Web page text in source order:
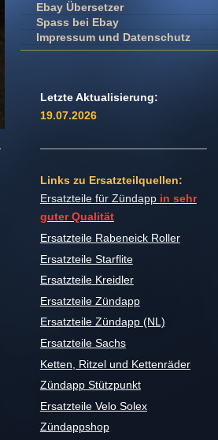
Ebay Übersetzer
Spass bei Ebay
Impressum und Datenschutz
Letzte Aktualisierung:
19.07.2026
Links zu Ersatzteilquellen:
Ersatzteile für Zündapp in sehr
guter Qualität
Ersatzteile Rabeneick Roller
Ersatzteile Starflite
Ersatzteile Kreidler
Ersatzteile Zündapp
Ersatzteile Zündapp (NL)
Ersatzteile Sachs
Ketten, Ritzel und Kettenräder
Zündapp Stützpunkt
Ersatzteile Velo Solex
Zündappshop